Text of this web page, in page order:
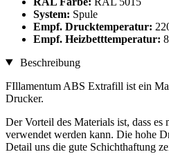
System: Spule
Empf. Drucktemperatur:
Empf. Heizbetttemperatur:
Beschreibung
FIllamentum ABS Extrafill ist ein
Drucker.
Der Vorteil des Materials ist, dass
verwendet werden kann. Die hohe
Detail uns die gute Schichthaftung